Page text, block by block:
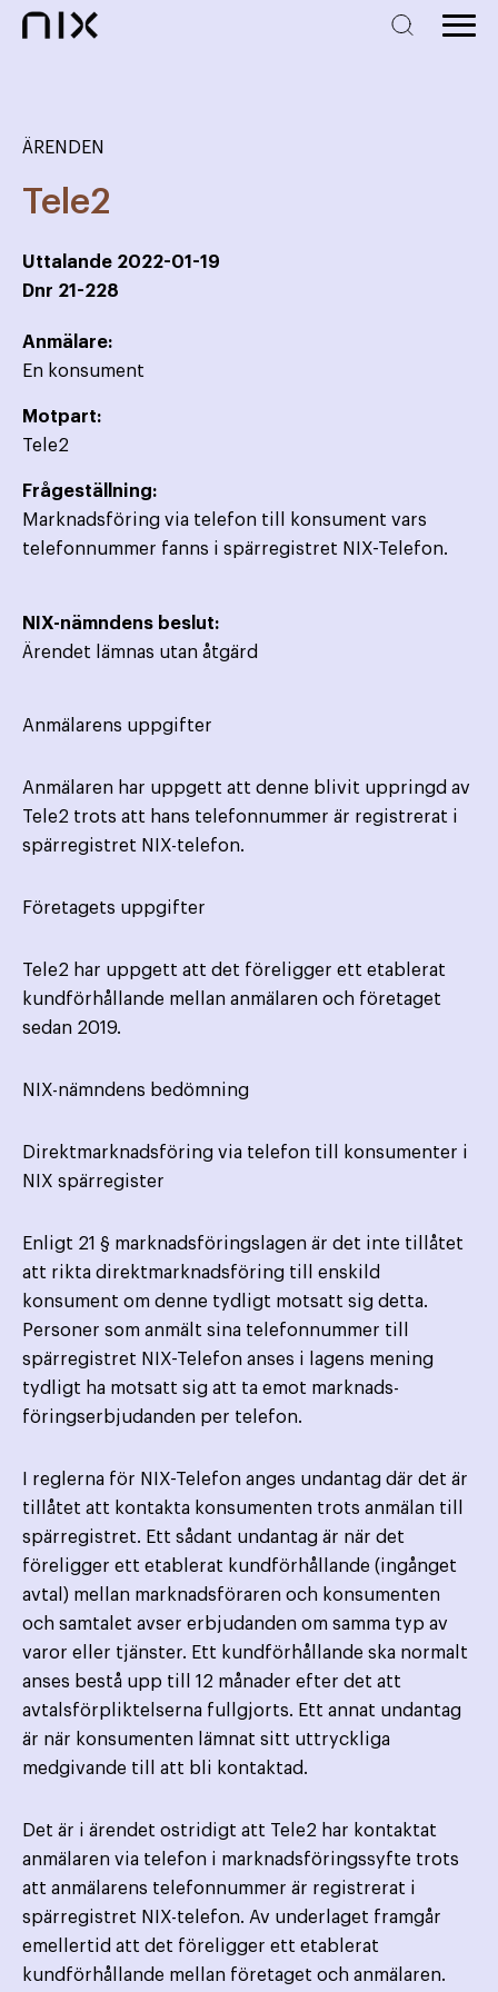
ÄRENDEN
Tele2
Uttalande 2022-01-19
Dnr 21-228
Anmälare:
En konsument
Motpart:
Tele2
Frågeställning:
Marknadsföring via telefon till konsument vars
telefonnummer fanns i spärregistret NIX-Telefon.
NIX-nämndens beslut:
Ärendet lämnas utan åtgärd
Anmälarens uppgifter
Anmälaren har uppgett att denne blivit uppringd av
Tele2 trots att hans telefonnummer är registrerat i
spärregistret NIX-telefon.
Företagets uppgifter
Tele2 har uppgett att det föreligger ett etablerat
kundförhållande mellan anmälaren och företaget
sedan 2019.
NIX-nämndens bedömning
Direktmarknadsföring via telefon till konsumenter i
NIX spärregister
Enligt 21 § marknadsföringslagen är det inte tillåtet
att rikta direktmarknadsföring till enskild
konsument om denne tydligt motsatt sig detta.
Personer som anmält sina telefonnummer till
spärregistret NIX-Telefon anses i lagens mening
tydligt ha motsatt sig att ta emot marknads­
föringserbjudanden per telefon.
I reglerna för NIX-Telefon anges undantag där det är
tillåtet att kontakta konsumenten trots anmälan till
spärregistret. Ett sådant undantag är när det
föreligger ett etablerat kundförhållande (ingånget
avtal) mellan marknads­föraren och konsumenten
och samtalet avser erbjudanden om samma typ av
varor eller tjänster. Ett kund­förhållande ska normalt
anses bestå upp till 12 månader efter det att
avtalsförpliktelserna fullgjorts. Ett annat undantag
är när konsumenten lämnat sitt uttryckliga
medgivande till att bli kontaktad.
Det är i ärendet ostridigt att Tele2 har kontaktat
anmälaren via telefon i marknadsföringssyfte trots
att anmälarens telefonnummer är registrerat i
spärregistret NIX-telefon. Av underlaget framgår
emellertid att det föreligger ett etablerat
kundförhållande mellan företaget och anmälaren.